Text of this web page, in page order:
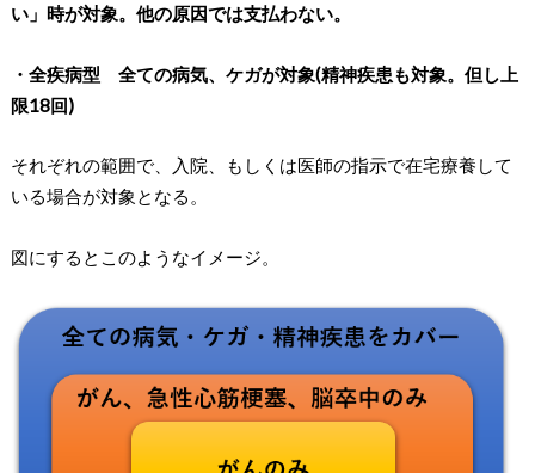
い」時が対象。他の原因では支払わない。
・全疾病型 全ての病気、ケガが対象(精神疾患も対象。但し上
限18回)
それぞれの範囲で、入院、もしくは医師の指示で在宅療養して
いる場合が対象となる。
図にするとこのようなイメージ。